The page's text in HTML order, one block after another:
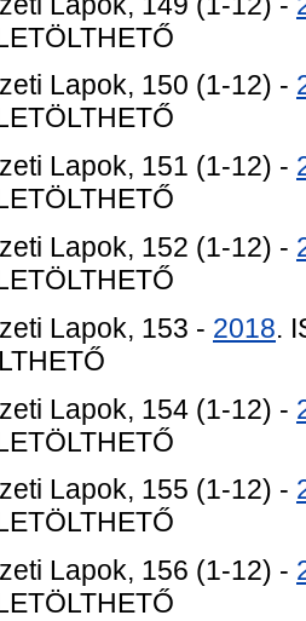
Lapok, 150 (1-12) -
Lapok, 151 (1-12) -
Lapok, 152 (1-12) -
Lapok, 153 - 2018.
Lapok, 154 (1-12) -
Lapok, 155 (1-12) -
Lapok, 156 (1-12) -